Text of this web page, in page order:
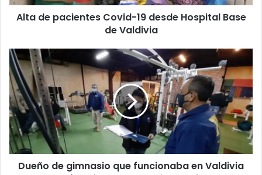
de
Valdivia
Alta de pacientes Covid-19 desde Hospital Base
de Valdivia
Dueño
de
gimnasio
que
funcionaba
en
Valdivia
quedó
en
libertad
Dueño de gimnasio que funcionaba en Valdivia